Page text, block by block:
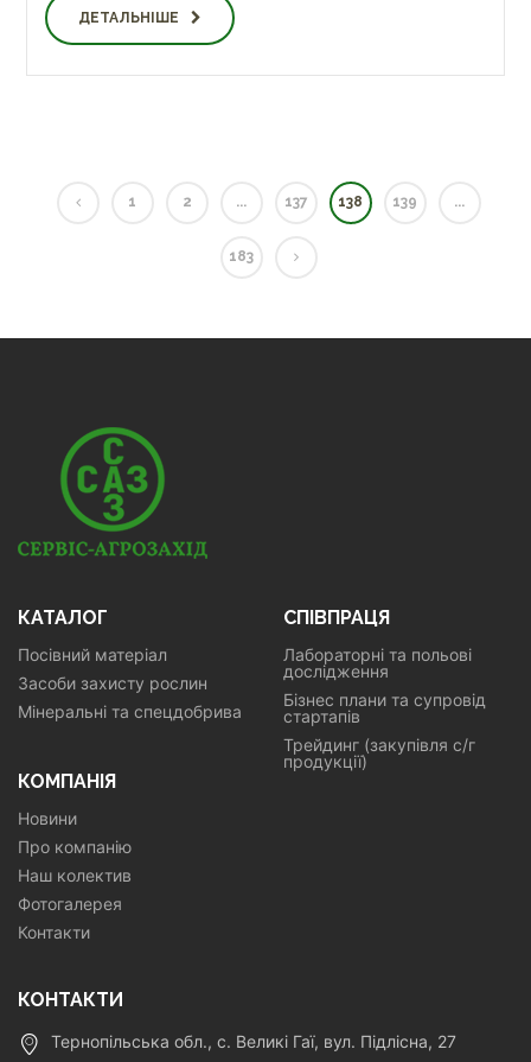
ДЕТАЛЬНІШЕ
1 2 ... 137 138 139 ...
183
КАТАЛОГ
Посівний матеріал
Засоби захисту рослин
Мінеральні та спецдобрива
СПІВПРАЦЯ
Лабораторні та польові
дослідження
Бізнес плани та супровід
стартапів
Трейдинг (закупівля с/г
продукції)
КОМПАНІЯ
Новини
Про компанію
Наш колектив
Фотогалерея
Контакти
КОНТАКТИ
Тернопільська обл., с. Великі Гаї, вул. Підлісна, 27